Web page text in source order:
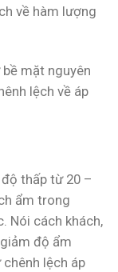
về hàm lượng
mặt nguyên
lệch về áp
thấp từ 20 –
ẩm trong
Nói cách khách,
độ ẩm
lệch áp